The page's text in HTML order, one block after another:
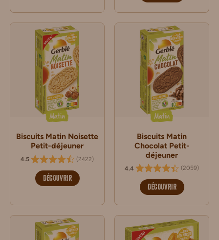
Matin
Biscuits Matin Noisette
Petit-déjeuner
4.5 (2422)
DÉCOUVRIR
Matin
Biscuits Matin
Chocolat Petit-
déjeuner
4.4 (2059)
DÉCOUVRIR